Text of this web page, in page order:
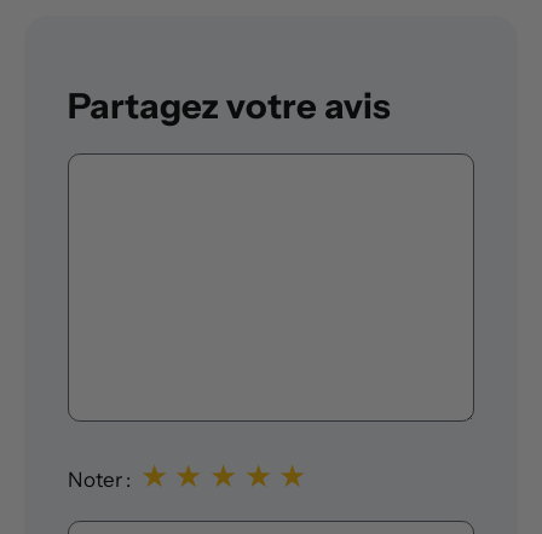
Partagez votre avis
Commentaire
Noter : ★
★
★
★
★